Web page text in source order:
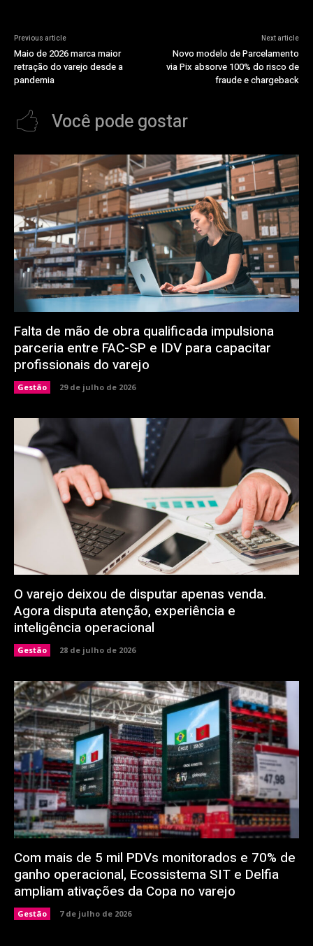
Previous article
Maio de 2026 marca maior
retração do varejo desde a
pandemia
Next article
Novo modelo de Parcelamento
via Pix absorve 100% do risco de
fraude e chargeback
Você pode gostar
Falta de mão de obra qualificada impulsiona
parceria entre FAC-SP e IDV para capacitar
profissionais do varejo
Gestão 29 de julho de 2026
O varejo deixou de disputar apenas venda.
Agora disputa atenção, experiência e
inteligência operacional
Gestão 28 de julho de 2026
Com mais de 5 mil PDVs monitorados e 70% de
ganho operacional, Ecossistema SIT e Delfia
ampliam ativações da Copa no varejo
Gestão 7 de julho de 2026